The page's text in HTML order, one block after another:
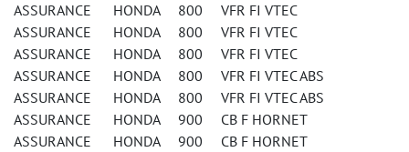
ASSURANCE HONDA 800 VFR FI VTEC
ASSURANCE HONDA 800 VFR FI VTEC
ASSURANCE HONDA 800 VFR FI VTEC
ASSURANCE HONDA 800 VFR FI VTEC ABS
ASSURANCE HONDA 800 VFR FI VTEC ABS
ASSURANCE HONDA 900 CB F HORNET
ASSURANCE HONDA 900 CB F HORNET